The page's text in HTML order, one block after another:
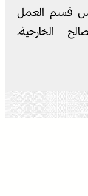
قسم العمل
الخارجية،